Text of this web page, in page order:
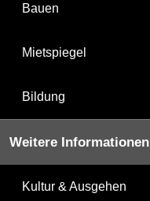
Bauen
Mietspiegel
Bildung
Weitere Informationen
Kultur & Ausgehen